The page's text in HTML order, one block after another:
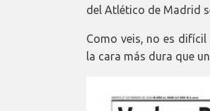
del Atlético de Madrid
Como veis, no es
la cara más dura que